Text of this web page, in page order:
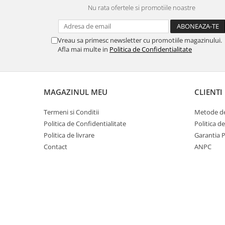
Nu rata ofertele si promotiile noastre
Vreau sa primesc newsletter cu promotiile magazinului.
Afla mai multe in Politica de Confidentialitate
MAGAZINUL MEU
Termeni si Conditii
Politica de Confidentialitate
Politica de livrare
Contact
CLIENTI
Metode
Politica
Garantia
ANPC